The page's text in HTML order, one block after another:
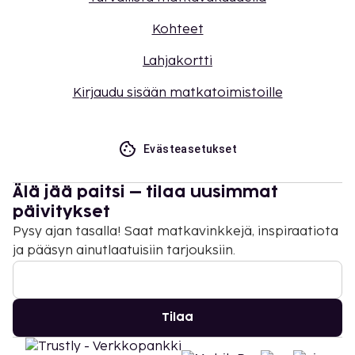
Kohteet
Lahjakortti
Kirjaudu sisään matkatoimistoille
Evästeasetukset
Älä jää paitsi – tilaa uusimmat
päivitykset
Pysy ajan tasalla! Saat matkavinkkejä, inspiraatiota
ja pääsyn ainutlaatuisiin tarjouksiin.
Tilaa